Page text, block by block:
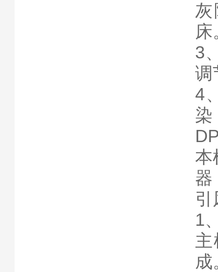
床
3
调
4
染
本
器
引
1
成